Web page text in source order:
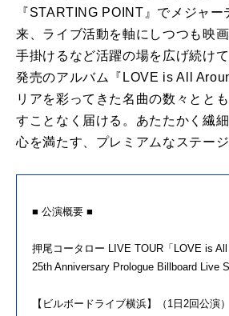
『STARTING POINT』でメジャー
来、ライブ活動を軸にしつつも映
手掛けるなど活躍の場を広げ続け
発売のアルバム『LOVE is All
リアを彩ってきた名曲の数々とと
すことなく届ける。あたたかく繊
心を満たす、プレミアムなステー
■ 公演概要 ■
押尾コータロー LIVE TOUR「LOVE is All
25th Anniversary Prologue Billboard Live
【ビルボードライブ横浜】（1日2回公演）